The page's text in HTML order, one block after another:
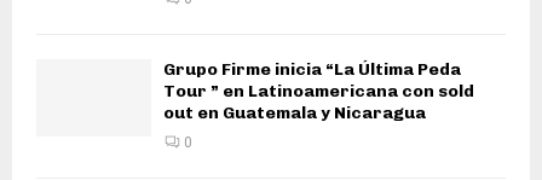
Grupo Firme inicia “La Última Peda
Tour ” en Latinoamericana con sold
out en Guatemala y Nicaragua
0